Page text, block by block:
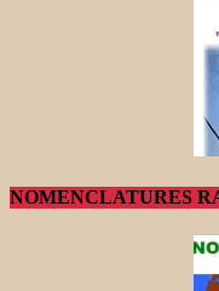
NOMENCLATURES